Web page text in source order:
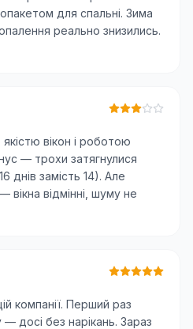
для спальні. Зима
реально знизились.
вікон і роботою
— трохи затягнулися
днів замість 14). Але
вікна відмінні, шуму не
компанії. Перший раз
досі без нарікань. Зараз